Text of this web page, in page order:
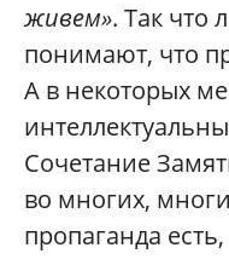
живем». Так что
понимают, что
А в некоторых
Сочетание
во многих,
пропаганда